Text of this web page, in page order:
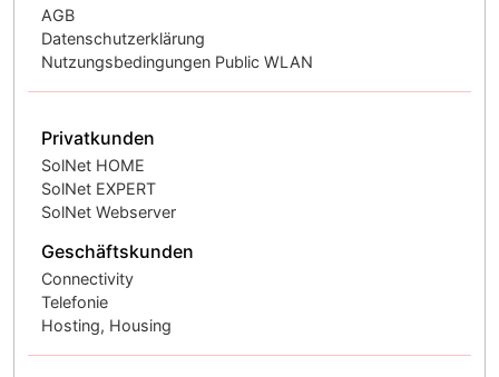
AGB
Datenschutzerklärung
Nutzungsbedingungen Public WLAN
Privatkunden
SolNet HOME
SolNet EXPERT
SolNet Webserver
Geschäftskunden
Connectivity
Telefonie
Hosting, Housing